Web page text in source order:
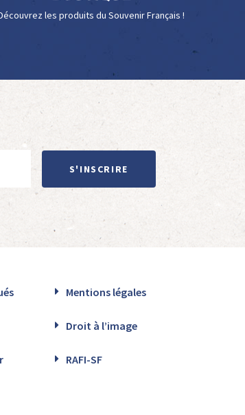
les produits du Souvenir Français !
S'INSCRIRE
Mentions légales
Droit à l’image
RAFI-SF